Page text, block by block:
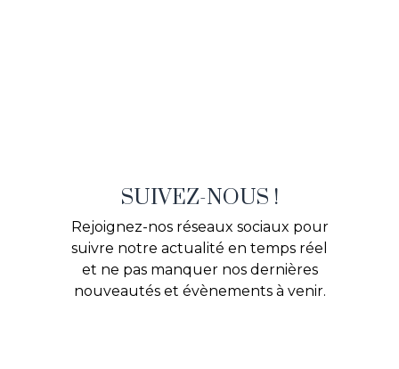
SUIVEZ-NOUS !
Rejoignez-nos réseaux sociaux pour
suivre notre actualité en temps réel
et ne pas manquer nos dernières
nouveautés et évènements à venir.